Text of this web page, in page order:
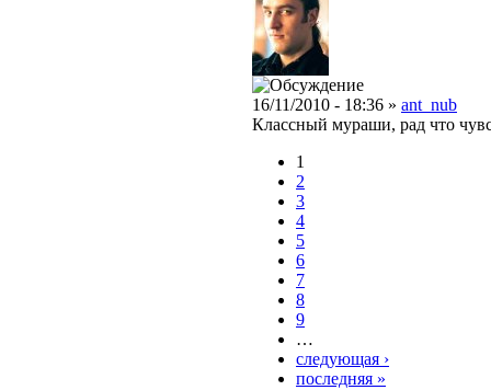
16/11/2010 - 18:36 » ant_nub
Классный мураши, рад что
1
2
3
4
5
6
7
8
9
…
следующая ›
последняя »